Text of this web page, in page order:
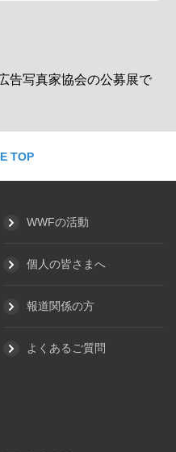
告写真家協会の公募展で
TOP
WWFの活動
個人の皆さまへ
報道関係の方
よくあるご質問